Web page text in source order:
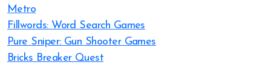
Metro
Fillwords: Word Search Games
Pure Sniper: Gun Shooter Games
Bricks Breaker Quest